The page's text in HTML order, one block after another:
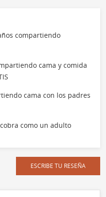
compartiendo
cama y comida
cama con los padres
como un adulto
ESCRIBE TU RESEÑA